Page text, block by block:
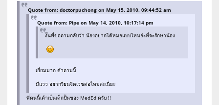
Quote from: doctorpuchong on May 15, 2010, 09:44:52 am
Quote from: Pipe on May 14, 2010, 10:17:14 pm
งั้นพี่ขอถามกลับว่า น้องอยากได้หมอแบบไหนอ่ะที่จะรักษาน้อง
เยี่ยมมาก คำถามนี้
มีแวว อยากรียนจิตเวชต่อไหมล่ะเนี่ยะ
พี่คนนี้เค้าเป็นเด็กปั้นของ MedEd ครับ !!